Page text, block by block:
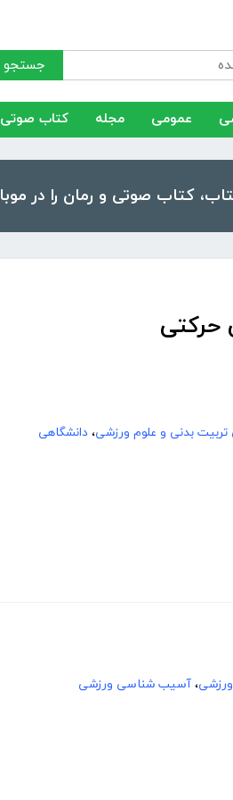
جستجو
عمومی مجله کتاب صوتی
حرکتی
بدنی و علوم ورزشی، دانشگاهی
، آسیب شناسی ورزشی